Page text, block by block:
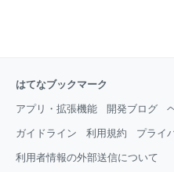
はてなブックマーク
アプリ・拡張機能 開発ブログ
ガイドライン 利用規約 プライ
利用者情報の外部送信について